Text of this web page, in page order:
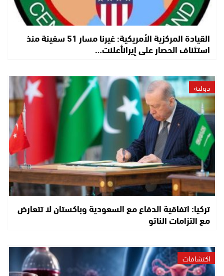
القيادة المركزية الأمريكية: غيرنا مسار 51 سفينة منذ
استئناف الحصار على إيرانأعلنت…
دولية
تركيا: اتفاقية الدفاع مع السعودية وباكستان لا تتعارض
مع التزامات الناتو
اكتشافات